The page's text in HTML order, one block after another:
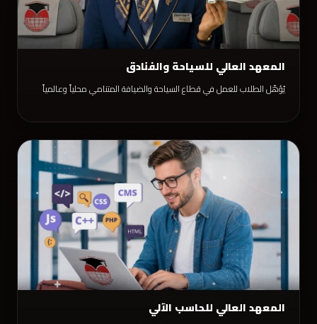
المعهد العالي للسياحة والفنادق
يُؤهّل الطلاب للعمل في قطاع السياحة والضيافة المتنامي محلياً وعالمياً
المعهد العالي للحاسب الآلي